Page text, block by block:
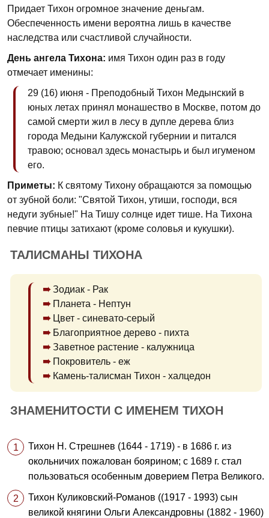
Придает Тихон огромное значение деньгам.
Обеспеченность имени вероятна лишь в качестве
наследства или счастливой случайности.
День ангела Тихона: имя Тихон один раз в году
отмечает именины:
29 (16) июня - Преподобный Тихон Медынский в
юных летах принял монашество в Москве, потом до
самой смерти жил в лесу в дупле дерева близ
города Медыни Калужской губернии и питался
травою; основал здесь монастырь и был игуменом
его.
Приметы: К святому Тихону обращаются за помощью
от зубной боли: "Святой Тихон, утиши, господи, вся
недуги зубные!" На Тишу солнце идет тише. На Тихона
певчие птицы затихают (кроме соловья и кукушки).
ТАЛИСМАНЫ ТИХОНА
Зодиак - Рак
Планета - Нептун
Цвет - синевато-серый
Благоприятное дерево - пихта
Заветное растение - калужница
Покровитель - еж
Камень-талисман Тихон - халцедон
ЗНАМЕНИТОСТИ С ИМЕНЕМ ТИХОН
Тихон Н. Стрешнев (1644 - 1719) - в 1686 г. из
окольничих пожалован боярином; с 1689 г. стал
пользоваться особенным доверием Петра Великого.
Тихон Куликовский-Романов ((1917 - 1993) сын
великой княгини Ольги Александровны (1882 - 1960)